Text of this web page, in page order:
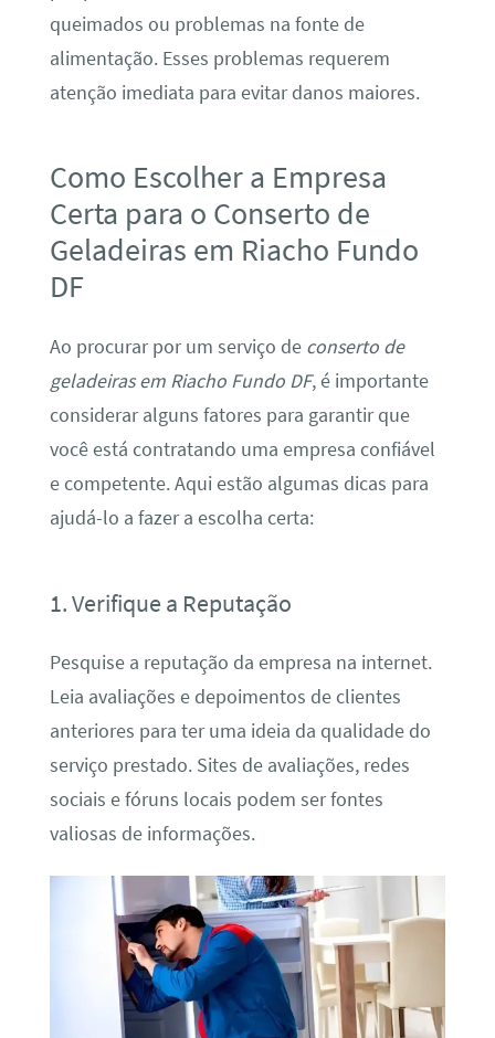
queimados ou problemas na fonte de
alimentação. Esses problemas requerem
atenção imediata para evitar danos maiores.
Como Escolher a Empresa
Certa para o Conserto de
Geladeiras em Riacho Fundo
DF
Ao procurar por um serviço de conserto de
geladeiras em Riacho Fundo DF, é importante
considerar alguns fatores para garantir que
você está contratando uma empresa confiável
e competente. Aqui estão algumas dicas para
ajudá-lo a fazer a escolha certa:
1. Verifique a Reputação
Pesquise a reputação da empresa na internet.
Leia avaliações e depoimentos de clientes
anteriores para ter uma ideia da qualidade do
serviço prestado. Sites de avaliações, redes
sociais e fóruns locais podem ser fontes
valiosas de informações.